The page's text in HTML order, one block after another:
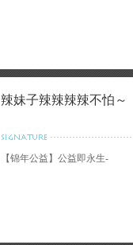
辣妹子辣辣辣辣不怕～
【锦年公益】公益即永生-